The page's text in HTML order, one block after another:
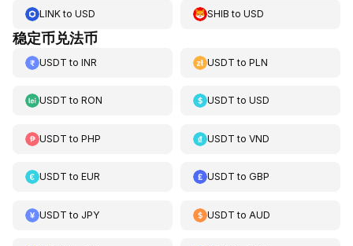
LINKto USD SHIB toUSD
稳定币兑法币
USDT to INR USDT toPLN
USDT to RON USDT toUSD
USDT to PHP USDT toVND
USDT to EUR USDT toGBP
USDT to JPY USDT to AUD